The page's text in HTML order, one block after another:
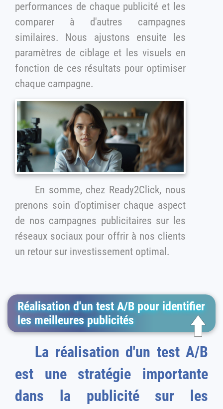
performances de chaque publicité et les
comparer à d'autres campagnes
similaires. Nous ajustons ensuite les
paramètres de ciblage et les visuels en
fonction de ces résultats pour optimiser
chaque campagne.
En somme, chez Ready2Click, nous
prenons soin d'optimiser chaque aspect
de nos campagnes publicitaires sur les
réseaux sociaux pour offrir à nos clients
un retour sur investissement optimal.
Réalisation d'un test A/B pour identifier
les meilleures publicités
La réalisation d'un test A/B
est une stratégie importante
dans la publicité sur les